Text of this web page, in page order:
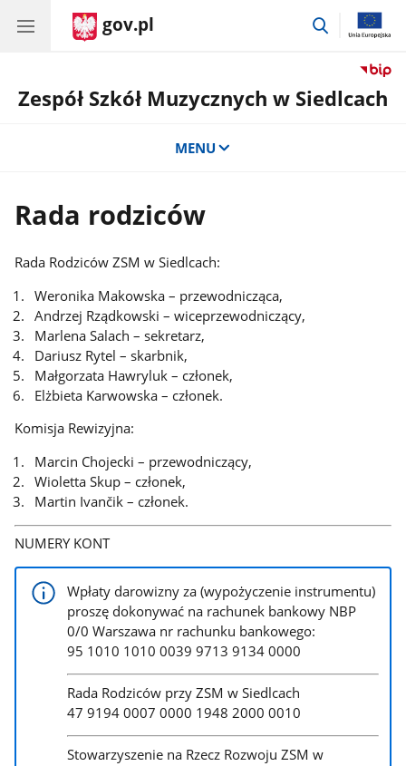
gov.pl
przejdź
Zespół Szkół Muzycznych w Siedlcach
MENU
Rada rodziców
Rada Rodziców ZSM w Siedlcach:
Weronika Makowska – przewodnicząca,
Andrzej Rządkowski – wiceprzewodniczący,
Marlena Salach – sekretarz,
Dariusz Rytel – skarbnik,
Małgorzata Hawryluk – członek,
Elżbieta Karwowska – członek.
Komisja Rewizyjna:
Marcin Chojecki – przewodniczący,
Wioletta Skup – członek,
Martin Ivančik – członek.
NUMERY KONT
Wpłaty darowizny za (wypożyczenie instrumentu)
proszę dokonywać na rachunek bankowy NBP
0/0 Warszawa nr rachunku bankowego:
95 1010 1010 0039 9713 9134 0000
Rada Rodziców przy ZSM w Siedlcach
47 9194 0007 0000 1948 2000 0010
Stowarzyszenie na Rzecz Rozwoju ZSM w